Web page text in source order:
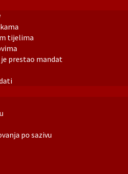
tijelima
prestao mandat
po sazivu